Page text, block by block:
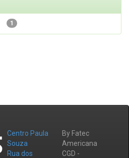
1
Centro Paula
Souza
Rua dos
By Fatec
Americana
CGD -